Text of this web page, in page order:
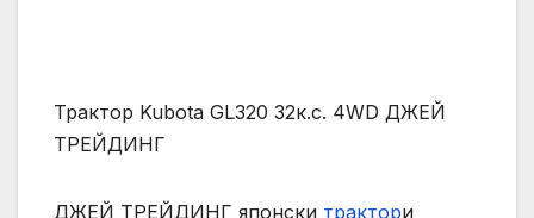
Трактор Kubota GL320 32к.с. 4WD ДЖЕЙ
ТРЕЙДИНГ
ДЖЕЙ ТРЕЙДИНГ японски трактори